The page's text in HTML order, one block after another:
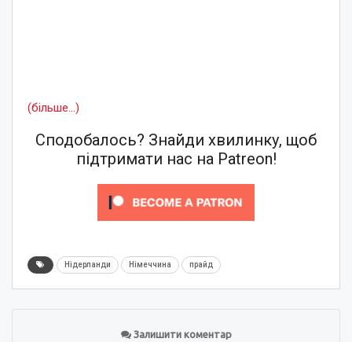
(більше…)
Сподобалось? Знайди хвилинку, щоб
підтримати нас на Patreon!
Нідерланди Німеччина прайд
Залишити коментар